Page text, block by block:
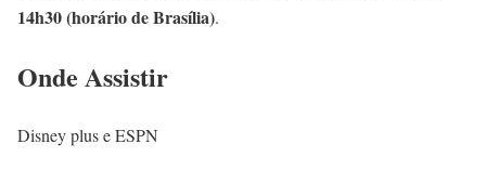
14h30 (horário de Brasília).
Onde Assistir
Disney plus e ESPN